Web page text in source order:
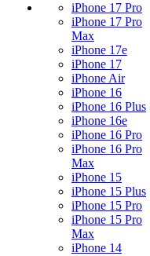
iPhone 17 Pro
iPhone 17 Pro
Max
iPhone 17e
iPhone 17
iPhone Air
iPhone 16
iPhone 16 Plus
iPhone 16e
iPhone 16 Pro
iPhone 16 Pro
Max
iPhone 15
iPhone 15 Plus
iPhone 15 Pro
iPhone 15 Pro
Max
iPhone 14